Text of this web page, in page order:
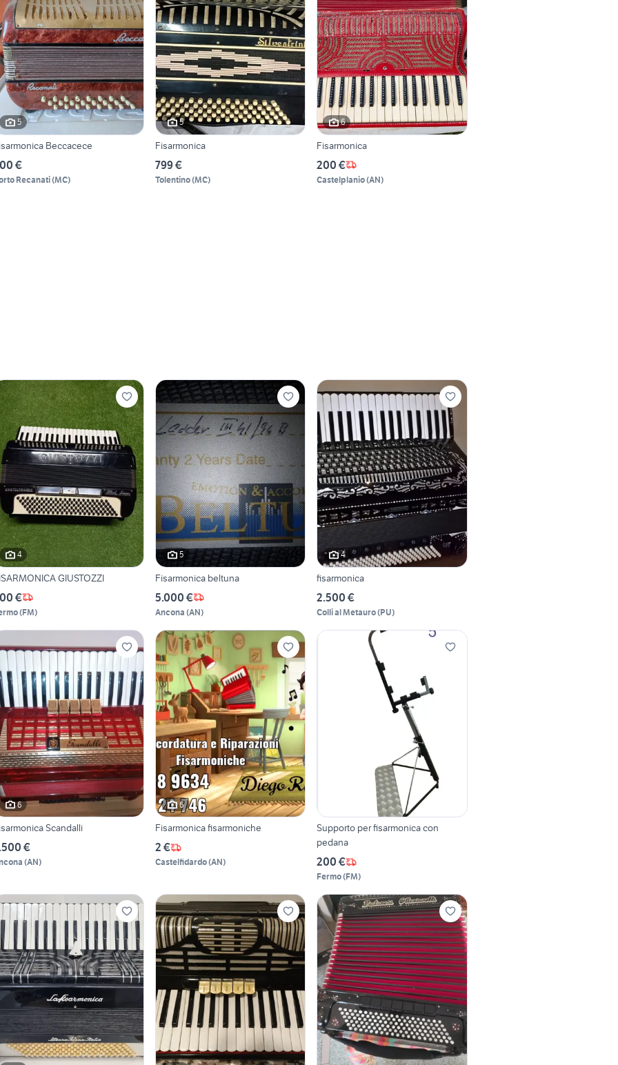
5
Beccacece
€
Recanati(MC)
5
Fisarmonica
799 €
Tolentino(MC)
6
Fisarmonica
200 €
Castelplanio(AN)
4
GIUSTOZZI
€
(FM)
5
Fisarmonica beltuna
5.000 €
Ancona (AN)
4
fisarmonica
2.500 €
Colli al Metauro(PU)
6
Scandalli
€
(AN)
6
Fisarmonica fisarmoniche
2 €
Castelfidardo(AN)
Supporto per fisarmonica con
pedana
200 €
Fermo(FM)